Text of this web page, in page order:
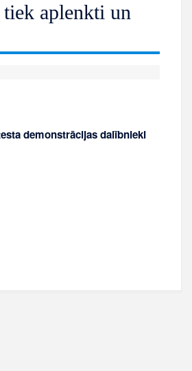
aplenkti un
demonstrācijas dalībnieki